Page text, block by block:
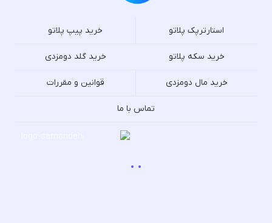
استارترپک پلاتو خرید پیپ پلاتو
خرید سکه پلاتو خرید گلد دومزدی
خرید مال دومزدی قوانین و مقررات
تماس با ما